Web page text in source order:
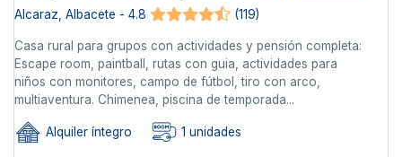
Alcaraz, Albacete - 4.8 (119)
Casa rural para grupos con actividades y pensión completa:
Escape room, paintball, rutas con guia, actividades para
niños con monitores, campo de fútbol, tiro con arco,
multiaventura. Chimenea, piscina de temporada...
Alquiler íntegro 1 unidades